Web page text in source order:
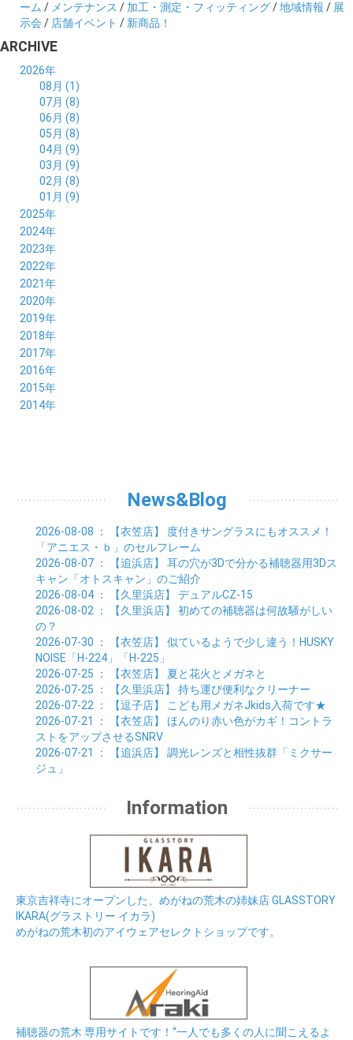
ーム / メンテナンス / 加工・測定・フィッティング/地域情報 / 展
示会 / 店舗イベント / 新商品！
ARCHIVE
2026年
08月 (1)
07月 (8)
06月 (8)
05月 (8)
04月 (9)
03月 (9)
02月 (8)
01月 (9)
2025年
12月 (10)
11月 (8)
10月 (8)
09月 (8)
08月 (9)
07月 (7)
06月 (9)
05月 (8)
04月 (8)
03月 (9)
02月 (8)
01月 (8)
2024年
12月 (8)
11月 (9)
10月 (8)
09月 (9)
08月 (7)
07月 (8)
06月 (8)
05月 (8)
04月 (8)
03月 (8)
02月 (9)
2023年
12月 (8)
11月 (8)
10月 (8)
09月 (8)
08月 (9)
07月 (9)
06月 (8)
05月 (9)
04月 (9)
03月 (8)
2022年
12月 (9)
11月 (5)
10月 (4)
09月 (5)
08月 (4)
07月 (4)
06月 (5)
05月 (5)
04月 (2)
2021年
12月 (6)
11月 (4)
10月 (3)
09月 (7)
08月 (5)
07月 (4)
06月 (6)
05月 (6)
2020年
12月 (3)
11月 (6)
10月 (7)
09月 (7)
08月 (5)
07月 (5)
06月 (7)
2019年
12月 (9)
11月 (5)
10月 (7)
09月 (11)
08月 (6)
07月 (5)
2018年
12月 (6)
11月 (7)
10月 (6)
09月 (8)
08月 (4)
01月 (7)
2017年
12月 (6)
11月 (4)
10月 (5)
02月 (3)
01月 (6)
2016年
12月 (7)
11月 (4)
03月 (6)
02月 (9)
01月 (11)
2015年
12月 (6)
06月 (2)
2014年
News&Blog
2026-08-08 ： 【衣笠店】
度付きサングラスにもオススメ！
「アニエス・ｂ」のセルフレーム
2026-08-07 ： 【追浜店】 耳の穴が3Dで分かる補聴器用3Dス
キャン「オトスキャン」のご紹介
2026-08-04 ： 【久里浜店】 デュアルCZ-15
2026-08-02 ： 【久里浜店】 初めての補聴器は何故騒がしい
の？
2026-07-30 ： 【衣笠店】 似ているようで少し違う！HUSKY
NOISE「H-224」「H-225」
2026-07-25 ： 【衣笠店】 夏と花火とメガネと
2026-07-25 ： 【久里浜店】 持ち運び便利なクリーナー
2026-07-22 ： 【逗子店】
こども用メガネJkids入荷です★
2026-07-21
： 【衣笠店】 ほんのり赤い色がカギ！コントラ
ストをアップさせるSNRV
2026-07-21
： 【追浜店】 調光レンズと相性抜群「ミクサー
ジュ」
Information
東京吉祥寺にオープンした、めがねの荒木の姉妹店 GLASSTORY
IKARA(グラストリー イカラ)
めがねの荒木初のアイウェアセレクトショップです。
補聴器の荒木 専用サイトです！“一人でも多くの人に聞こえるよ